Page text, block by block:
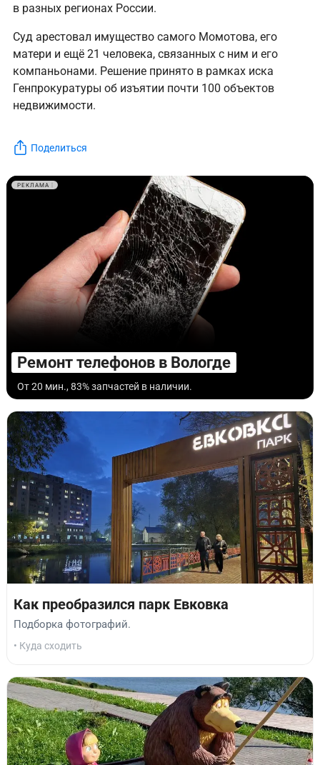
в разных регионах России.
Суд арестовал имущество самого Момотова, его
матери и ещё 21 человека, связанных с ним и его
компаньонами. Решение принято в рамках иска
Генпрокуратуры об изъятии почти 100 объектов
недвижимости.
Поделиться
РЕКЛАМА
Ремонт телефонов в Вологде
От 20 мин., 83% запчастей в наличии.
Как преобразился парк Евковка
Подборка фотографий.
• Куда сходить